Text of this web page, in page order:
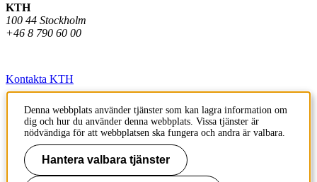
KTH
100 44 Stockholm
+46 8 790 60 00
Kontakta KTH
Jobba på KTH
Press och media
Faktura och betalning KTH
Denna webbplats använder tjänster som kan lagra information om
dig och hur du använder denna webbplats. Vissa tjänster är
nödvändiga för att webbplatsen ska fungera och andra är valbara.
Hantera valbara tjänster